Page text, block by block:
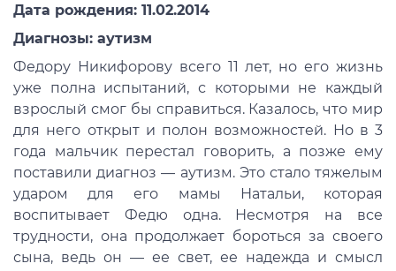
Дата рождения: 11.02.2014
Диагнозы: аутизм
Федору Никифорову всего 11 лет, но его жизнь
уже полна испытаний, с которыми не каждый
взрослый смог бы справиться. Казалось, что мир
для него открыт и полон возможностей. Но в 3
года мальчик перестал говорить, а позже ему
поставили диагноз — аутизм. Это стало тяжелым
ударом для его мамы Натальи, которая
воспитывает Федю одна. Несмотря на все
трудности, она продолжает бороться за своего
сына, ведь он — ее свет, ее надежда и смысл